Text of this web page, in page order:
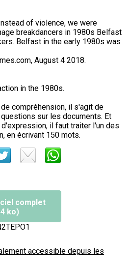
of violence, we were
breakdancers in 1980s Belfast
Belfast in the early 1980s was
August 4 2018.
in the 1980s.
compréhension, il s'agit de
sur les documents. Et
il faut traiter l'un des
en écrivant 150 mots.
complet
ko)
accessible depuis les